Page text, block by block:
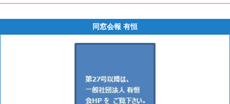
同窓会報 有恒